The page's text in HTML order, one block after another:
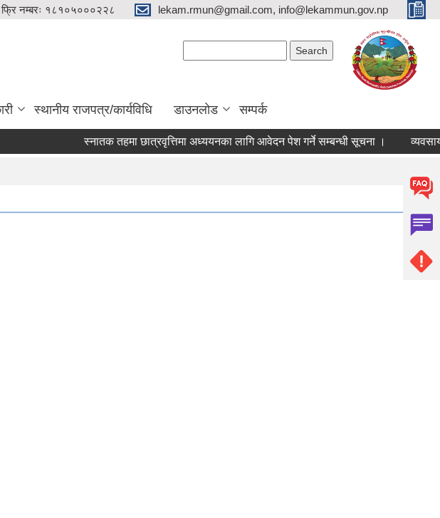
नम्बरः १८१०५०००२२८ lekam.rmun@gmail.com, info@lekammun.gov.np
स्थानीय राजपत्र/कार्यविधि डाउनलोड सम्पर्क
स्नातक तहमा छात्रवृत्तिमा अध्ययनका लागि आवेदन पेश गर्ने सम्बन्धी सूचना ।